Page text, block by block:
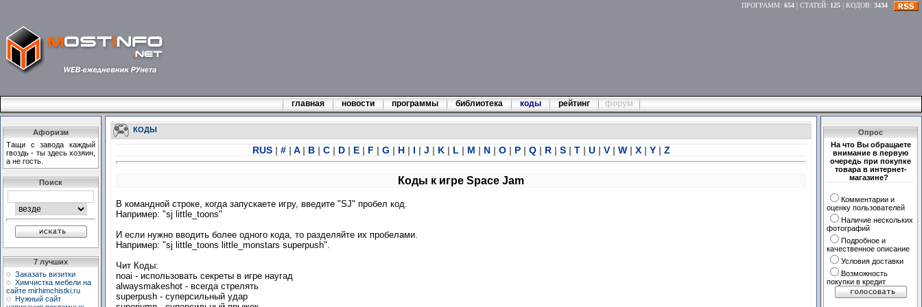
ПРОГРАММ: 654 | СТАТЕЙ: 125 | КОДОВ: 3434
главная новости программы библиотека коды рейтинг форум
Афоризм
Тащи с завода каждый
гвоздь - ты здесь хозяин,
а не гость.
Поиск
7 лучших
Заказать визитки
Химчистка мебели на
сайте mirhimchistki.ru
Нужный сайт
КОДЫ
RUS | # | A | B | C | D | E | F | G | H | I | J | K | L | M | N | O | P | Q | R | S | T | U | V | W | X | Y | Z
Коды к игре Space Jam
В командной строке, когда запускаете игру, введите "SJ" пробел код.
Например: "sj little_toons"
И если нужно вводить более одного кода, то разделяйте их пробелами.
Например: "sj little_toons little_monstars superpush".
Чит Коды:
noai - использовать секреты в игре наугад
alwaysmakeshot - всегда стрелять
superpush - суперсильный удар
Опрос
На что Вы обращаете
внимание в первую
очередь при покупке
товара в интернет-
магазине?
Комментарии и
оценку пользователей
Наличие нескольких
фотографий
Подробное и
качественное описание
Условия доставки
Возможность
покупки в кредит